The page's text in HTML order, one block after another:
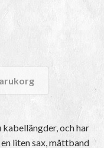
mängd
och har
liten sax, måttband